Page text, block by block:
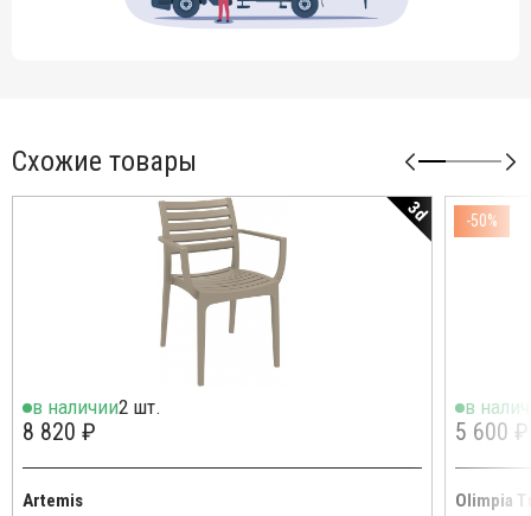
Схожие товары
3d
в наличии2 шт.
8 820 ₽
Artemis
-50%
в
5 600 ₽
Olimpia